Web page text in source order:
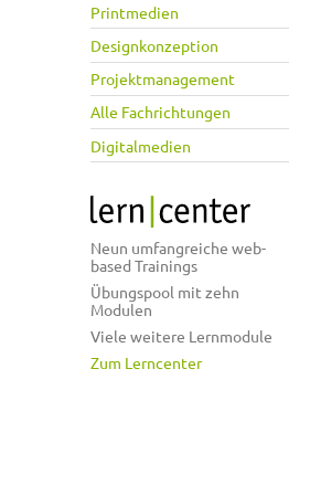
Printmedien
Designkonzeption
Projektmanagement
Alle Fachrichtungen
Digitalmedien
Neun umfangreiche web-
based Trainings
Übungspool mit zehn
Modulen
Viele weitere Lernmodule
Zum Lerncenter